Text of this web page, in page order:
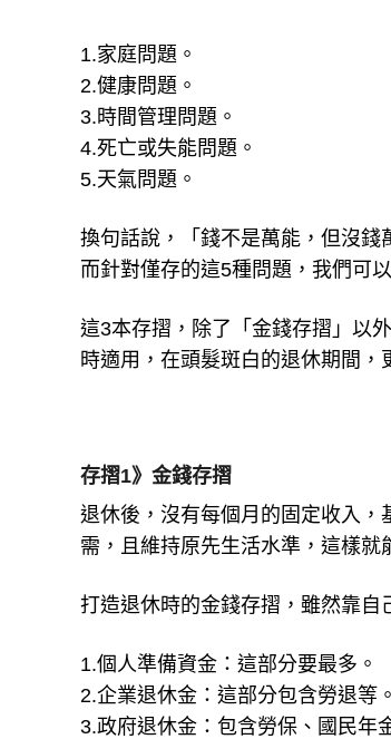
1.家庭問題。
2.健康問題。
3.時間管理問題。
4.死亡或失能問題。
5.天氣問題。
換句話說，「錢不是萬能，但沒錢
而針對僅存的這5種問題，我們可
這3本存摺，除了「金錢存摺」以
時適用，在頭髮斑白的退休期間，
存摺1》金錢存摺
退休後，沒有每個月的固定收入
需，且維持原先生活水準，這樣就
打造退休時的金錢存摺，雖然靠自
1.個人準備資金：這部分要最多。
2.企業退休金：這部分包含勞退等。
3.政府退休金：包含勞保、國民年